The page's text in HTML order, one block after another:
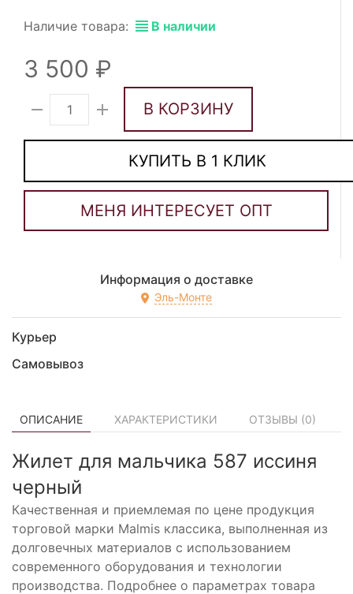
Наличие товара: В наличии
3 500
В КОРЗИНУ
КУПИТЬ В 1 КЛИК
Информация о доставке
Эль-Монте
Курьер
Самовывоз
ОПИСАНИЕ ХАРАКТЕРИСТИКИ ОТЗЫВЫ (0)
Жилет для мальчика 587 иссиня
черный
Качественная и приемлемая по цене продукция
торговой марки Malmis классика, выполненная из
долговечных материалов с использованием
современного оборудования и технологии
производства. Подробнее о параметрах товара